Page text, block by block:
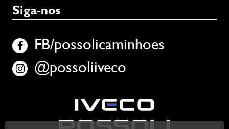
Siga-nos
FB/possolicaminhoes
@possoliiveco